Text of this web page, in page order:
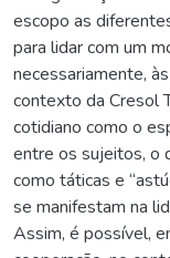
escopo as
para lidar com um
necessariamente,
contexto da Cresol
cotidiano como o
entre os sujeitos, o
como táticas e
se manifestam na
Assim, é possível,